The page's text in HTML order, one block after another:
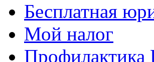
Бесплатная
Мой налог